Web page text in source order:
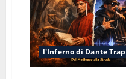
l'Inferno di Dante Trap